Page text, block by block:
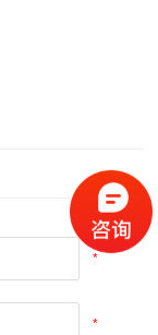
*
*